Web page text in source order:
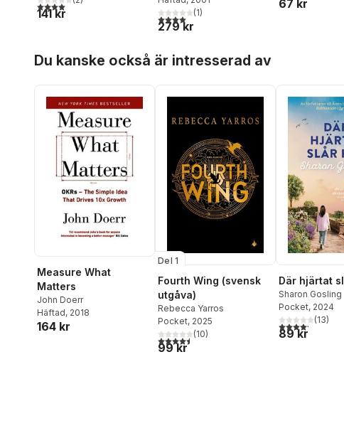
4,0utav 5 stjärnor. Totalt antal röster:
141 kr
4,0utav 5 stjärnor. Totalt antal röster:
(1)
279 kr
67 kr
Du kanske också är intresserad av
Measure What
Matters
John Doerr
Häftad, 2018
164 kr
Del 1
Fourth Wing (svensk
utgåva)
Rebecca Yarros
Pocket, 2025
4,5utav 5 stjärnor. Totalt antal röster:
(10)
99 kr
Där hjärtat
Sharon Gosling
Pocket, 2024
4,2utav 5(13)
89 kr